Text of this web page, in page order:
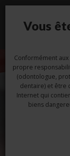
Vous
Conformément
propre
(odontologue,
dentaire) et être
Internet qui
biens